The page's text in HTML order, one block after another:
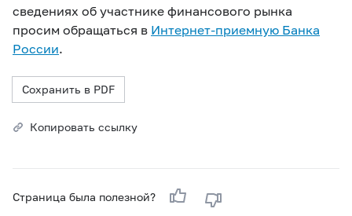
сведениях об участнике финансового рынка
просим обращаться в Интернет-приемную Банка
России.
Сохранить в PDF
Копировать ссылку
Страница была полезной?